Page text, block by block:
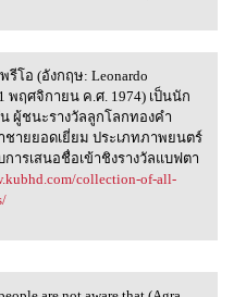
แคพรีโอ (อังกฤษ:
รีโอ (อังกฤษ: Leonardo
พฤศจิกายน ค.ศ. 1974) เป็นนัก
ผู้ชนะรางวัลลูกโลกทองคำ
ชายยอดเยี่ยม ประเภทภาพยนตร์
การเสนอชื่อเข้าชิงรางวัลแบฟตา
collection-of-all-